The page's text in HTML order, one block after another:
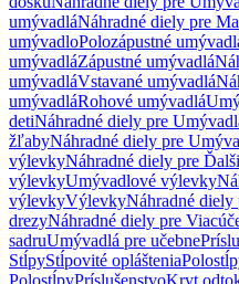
umývadláNáhradné diely pre
umývadloPolozápustné
umývadláZápustné umývadlá
umývadláVstavané umývadlá
umývadláRohové umývadlá
detiNáhradné diely pre
žľabyNáhradné diely pre
výlevkyNáhradné diely pre
výlevkyUmývadlové výlevky
výlevkyVýlevkyNáhradné
drezyNáhradné diely pre
sadruUmývadlá pre učebne
StĺpyStĺpovité opláštenia
PolostĺpyPríslušenstvoKryt